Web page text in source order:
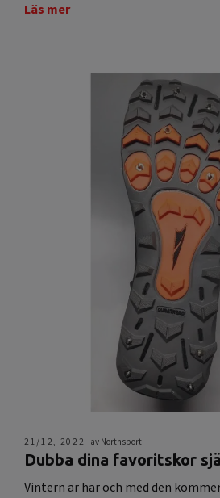
Läs mer
21/12, 2022 av Northsport
Dubba dina favoritskor
Vintern är här och med den